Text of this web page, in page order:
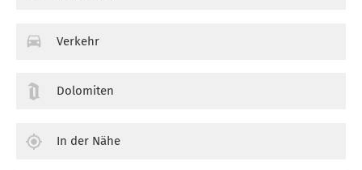
Verkehr
Dolomiten
In der Nähe